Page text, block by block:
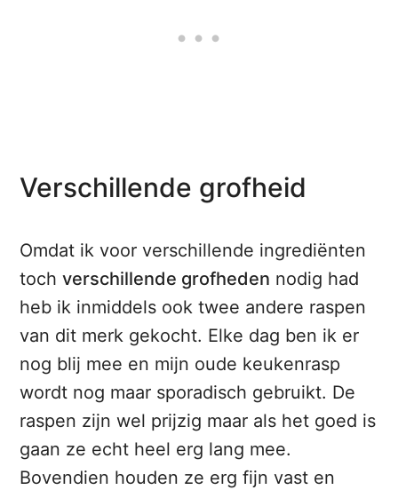
Verschillende grofheid
Omdat ik voor verschillende ingrediënten
tochverschillende grofheden nodig had
heb ik inmiddels ook twee andere raspen
van dit merk gekocht. Elke dag ben ik er
nog blij mee en mijn oude keukenrasp
wordt nog maar sporadisch gebruikt. De
raspen zijn wel prijzig maar als het goed is
gaan ze echt heel erg lang mee.
Bovendien houden ze erg fijn vast en